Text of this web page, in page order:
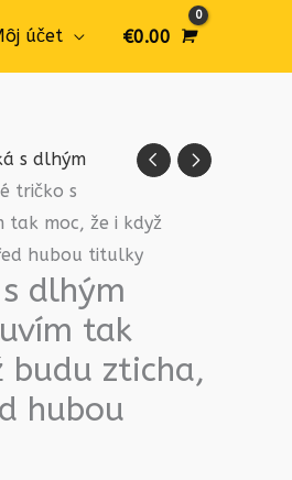
účet €0.00
s dlhým
tričko s
tak moc, že i když
hubou titulky
dlhým
tak
budu zticha,
hubou